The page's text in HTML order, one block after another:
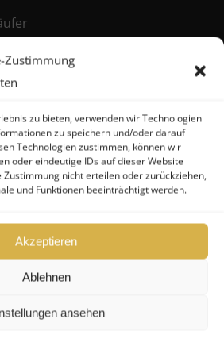
Zustimmung
zu bieten, verwenden wir Technologien
zu speichern und/oder darauf
Technologien zustimmen, können wir
oder eindeutige IDs auf dieser Website
nicht erteilen oder zurückziehen,
und Funktionen beeinträchtigt werden.
Akzeptieren
Ablehnen
ansehen